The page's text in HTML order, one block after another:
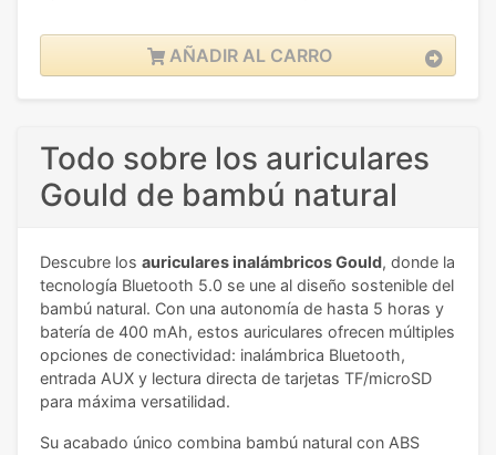
AÑADIR AL CARRO
Todo sobre los auriculares
Gould de bambú natural
Descubre los auriculares inalámbricos Gould, donde la
tecnología Bluetooth 5.0 se une al diseño sostenible del
bambú natural. Con una autonomía de hasta 5 horas y
batería de 400 mAh, estos auriculares ofrecen múltiples
opciones de conectividad: inalámbrica Bluetooth,
entrada AUX y lectura directa de tarjetas TF/microSD
para máxima versatilidad.
Su acabado único combina bambú natural con ABS